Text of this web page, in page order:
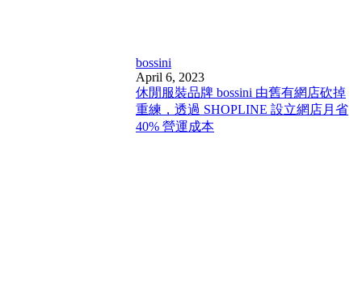
bossini
April 6, 2023
休閒服裝品牌 bossini 由舊有網店砍掉
重練，透過 SHOPLINE 設立網店月省
40% 營運成本